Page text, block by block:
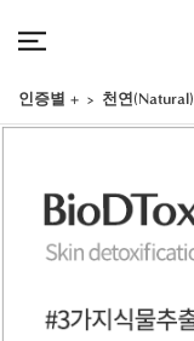
인증별 + 천연(Natural)